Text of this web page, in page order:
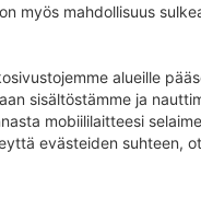
myös mahdollisuus
alueille
sisältöstämme ja
mobiililaitteesi
evästeiden suhteen,